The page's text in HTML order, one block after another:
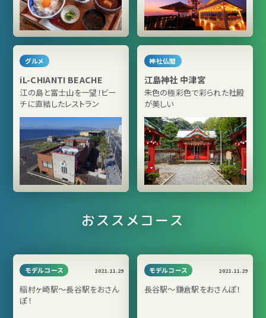
グルメ
iL-CHIANTI BEACHE
江の島と富士山を一望！ビー
チに直結したレストラン
神社仏閣
江島神社 中津宮
朱色の極彩色で彩られた社殿
が美しい
おススメコース
モデルコース 2021.11.29
稲村ヶ崎駅～長谷駅をおさん
ぽ！
モデルコース 2021.11.29
長谷駅～鎌倉駅をおさんぽ！